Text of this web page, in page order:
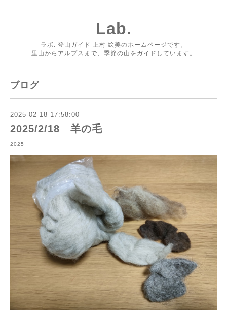
Lab.
ラボ. 登山ガイド 上村 絵美のホームページです。
里山からアルプスまで、季節の山をガイドしています。
ブログ
2025-02-18 17:58:00
2025/2/18 羊の毛
2025